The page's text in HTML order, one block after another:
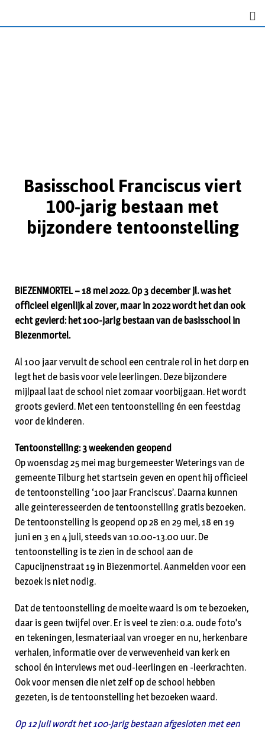
Basisschool Franciscus viert
100-jarig bestaan met
bijzondere tentoonstelling
BIEZENMORTEL – 18 mei 2022. Op 3 december jl. was het
officieel eigenlijk al zover, maar in 2022 wordt het dan ook
echt gevierd: het 100-jarig bestaan van de basisschool in
Biezenmortel.
Al 100 jaar vervult de school een centrale rol in het dorp en
legt het de basis voor vele leerlingen. Deze bijzondere
mijlpaal laat de school niet zomaar voorbijgaan. Het wordt
groots gevierd. Met een tentoonstelling én een feestdag
voor de kinderen.
Tentoonstelling: 3 weekenden geopend
Op woensdag 25 mei mag burgemeester Weterings van de
gemeente Tilburg het startsein geven en opent hij officieel
de tentoonstelling ‘100 jaar Franciscus’. Daarna kunnen
alle geïnteresseerden de tentoonstelling gratis bezoeken.
De tentoonstelling is geopend op 28 en 29 mei, 18 en 19
juni en 3 en 4 juli, steeds van 10.00-13.00 uur. De
tentoonstelling is te zien in de school aan de
Capucijnenstraat 19 in Biezenmortel. Aanmelden voor een
bezoek is niet nodig.
Dat de tentoonstelling de moeite waard is om te bezoeken,
daar is geen twijfel over. Er is veel te zien: o.a. oude foto’s
en tekeningen, lesmateriaal van vroeger en nu, herkenbare
verhalen, informatie over de verwevenheid van kerk en
school én interviews met oud-leerlingen en -leerkrachten.
Ook voor mensen die niet zelf op de school hebben
gezeten, is de tentoonstelling het bezoeken waard.
Op 12 juli wordt het 100-jarig bestaan afgesloten met een